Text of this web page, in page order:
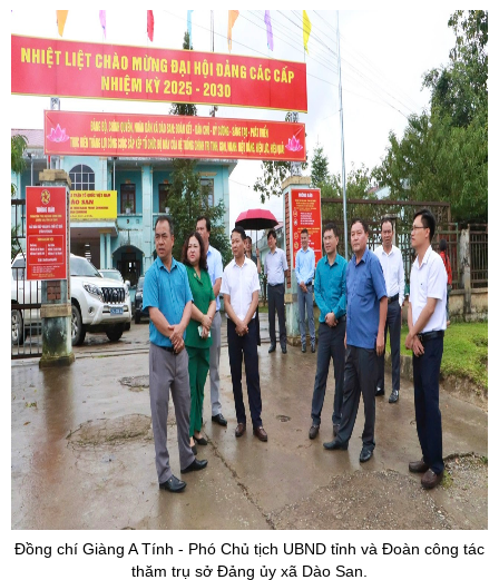
Đồng chí Giàng A Tính - Phó Chủ tịch UBND tỉnh và Đoàn công tác
thăm trụ sở Đảng ủy xã Dào San.